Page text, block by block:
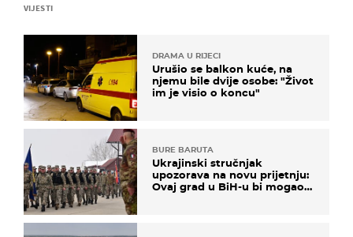
VIJESTI
DRAMA U RIJECI
Urušio se balkon kuće, na
njemu bile dvije osobe: "Život
im je visio o koncu"
BURE BARUTA
Ukrajinski stručnjak
upozorava na novu prijetnju:
Ovaj grad u BiH-u bi mogao